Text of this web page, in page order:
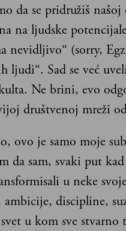
da se pridružiš
na ljudske
nevidljivo“ (sorry,
ljudi“. Sad se već
Ne brini, evo
društvenoj mreži
ovo je samo moje
da sam, svaki put
u neke
ambicije, discipline,
u kom sve